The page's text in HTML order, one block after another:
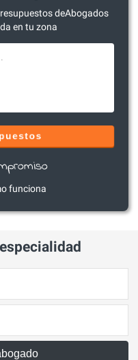
deAbogados
en tu zona
funciona